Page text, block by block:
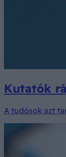
Kutatók
A tudósok azt